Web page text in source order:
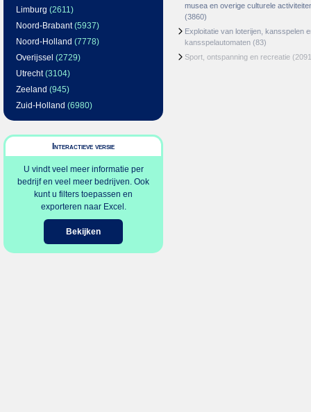
Limburg (2611)
Noord-Brabant(5937)
Noord-Holland (7778)
Overijssel (2729)
Utrecht(3104)
Zeeland (945)
Zuid-Holland (6980)
Interactieve versie
U vindt veel meer informatie per
bedrijf en veel meer bedrijven. Ook
kunt u filters toepassen en
exporteren naar Excel.
Bekijken
musea en overige culturele
(3860)
Exploitatie van loterijen, kansspelen
kansspelautomaten (83)
Sport, ontspanning en recreatie